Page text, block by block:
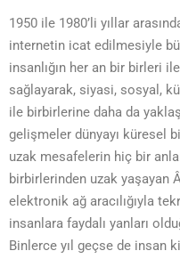
1950 ile 1980’li yıllar
internetin icat edilmesiyle
insanlığın her an bir birleri
sağlayarak, siyasi, sosyal,
ile birbirlerine daha da
gelişmeler dünyayı küresel
uzak mesafelerin hiç bir
birbirlerinden uzak yaşayan
elektronik ağ aracılığıyla
insanlara faydalı yanları
Binlerce yıl geçse de insan